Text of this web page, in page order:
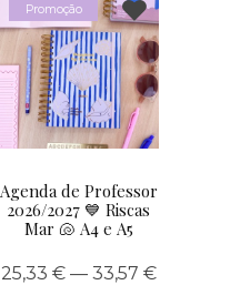
Promoção
Agenda de Professor
2026/2027 💙 Riscas
Mar 🐚 A4 e A5
25,33 € — 33,57 €